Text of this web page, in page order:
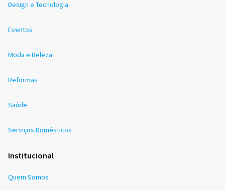
Design e Tecnologia
Eventos
Moda e Beleza
Reformas
Saúde
Serviços Domésticos
Institucional
Quem Somos